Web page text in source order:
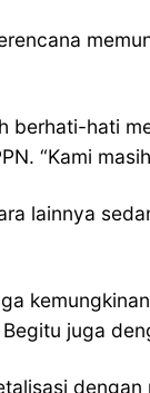
berhati-hati
“Kami
lainnya
juga